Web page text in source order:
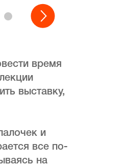
время
выставку,
и
все по-
на